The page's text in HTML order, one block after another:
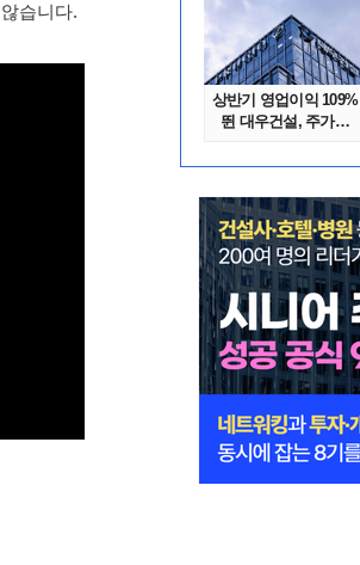
습니다.
상반기 영업이익 109%
뛴 대우건설, 주가는